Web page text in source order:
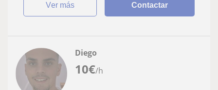
ver más Contactar
10€/h
Diego